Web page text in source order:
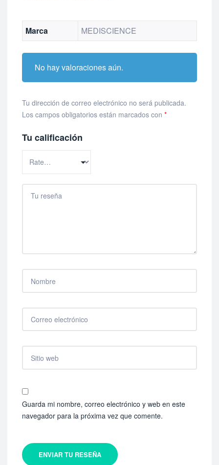
Marca MEDISCIENCE
No hay valoraciones aún.
Tu dirección de correo electrónico no será publicada.
Los campos obligatorios están marcados con *
Tu calificación
Guarda mi nombre, correo electrónico y web en este
navegador para la próxima vez que comente.
ENVIAR TU RESEÑA